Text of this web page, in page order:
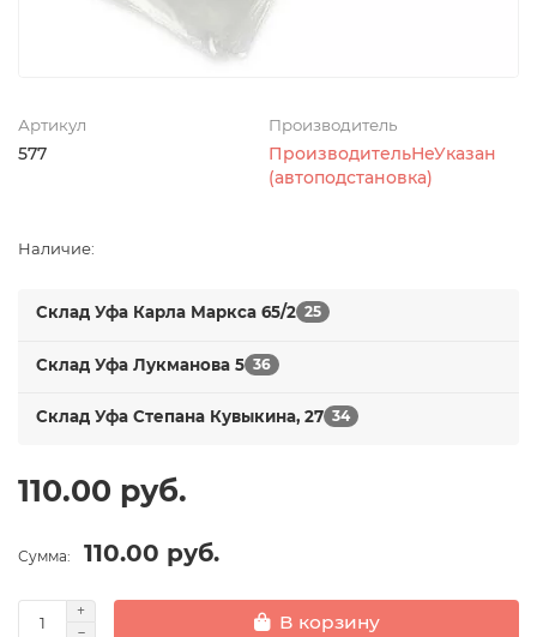
Артикул
577
Производитель
ПроизводительНеУказан
(автоподстановка)
Наличие:
Склад Уфа Карла Маркса 65/2 25
Склад Уфа Лукманова 5 36
Склад Уфа Степана Кувыкина, 27 34
110.00 руб.
Сумма: 110.00 руб.
В корзину